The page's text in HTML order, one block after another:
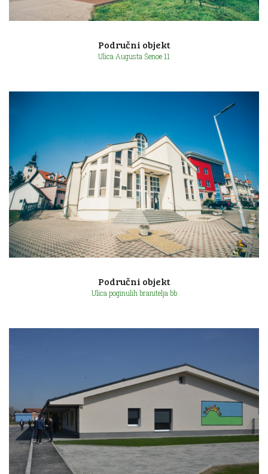
Ulica Augusta Šenoe 11
Područni objekt
Ulica Augusta Šenoe 11
Područni objekt
Ulica poginulih branitelja bb